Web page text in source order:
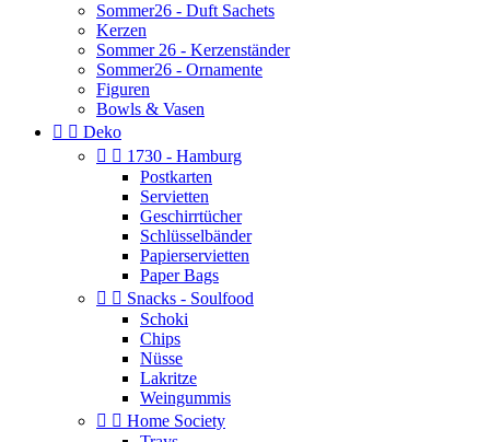
Sommer26 - Duft Sachets
Kerzen
Sommer 26 - Kerzenständer
Sommer26 - Ornamente
Figuren
Bowls & Vasen
  Deko
  1730 - Hamburg
Postkarten
Servietten
Geschirrtücher
Schlüsselbänder
Papierservietten
Paper Bags
  Snacks - Soulfood
Schoki
Chips
Nüsse
Lakritze
Weingummis
  Home Society